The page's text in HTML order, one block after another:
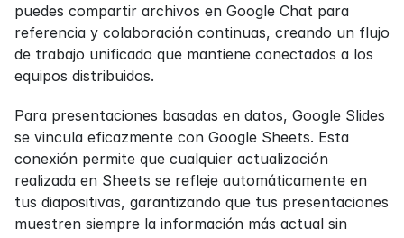
puedes compartir archivos en Google Chat para
referencia y colaboración continuas, creando un flujo
de trabajo unificado que mantiene conectados a los
equipos distribuidos.
Para presentaciones basadas en datos, Google Slides
se vincula eficazmente con Google Sheets. Esta
conexión permite que cualquier actualización
realizada en Sheets se refleje automáticamente en
tus diapositivas, garantizando que tus presentaciones
muestren siempre la información más actual sin